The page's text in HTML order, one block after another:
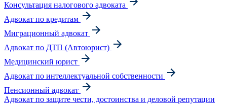
Консультация налогового адвоката
Адвокат по кредитам
Миграционный адвокат
Адвокат по ДТП (Автоюрист)
Медицинский юрист
Адвокат по интеллектуальной собственности
Пенсионный адвокат
Адвокат по защите чести, достоинства и деловой репутации